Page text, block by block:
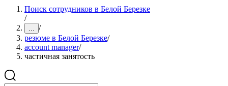
Поиск сотрудников в Белой Березке
/
... /
резюме в Белой Березке/
account manager/
частичная занятость